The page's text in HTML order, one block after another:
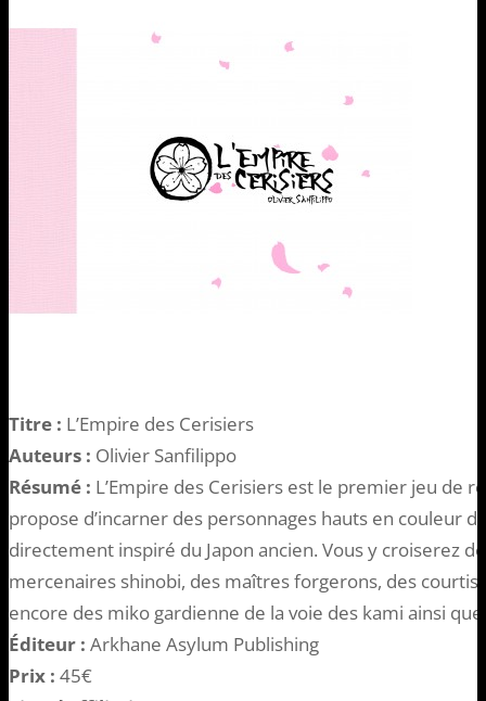
Titre : L’Empire des Cerisiers
Auteurs : Olivier Sanfilippo
Résumé : L’Empire des Cerisiers est le premier jeu de
propose d’incarner des personnages hauts en couleur
directement inspiré du Japon ancien. Vous y croiserez
mercenaires shinobi, des maîtres forgerons, des
encore des miko gardienne de la voie des kami ainsi
Éditeur : Arkhane Asylum Publishing
Prix : 45€